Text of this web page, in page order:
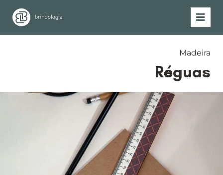
Madeira
Réguas